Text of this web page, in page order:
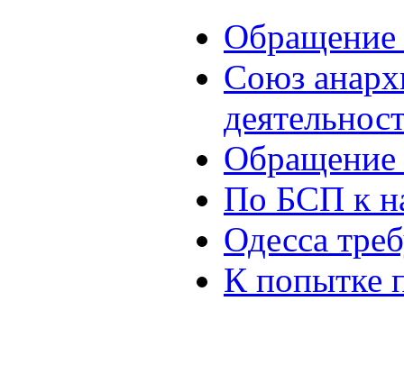
Союз
Обращение
По БСП к
Одесса
К попытке